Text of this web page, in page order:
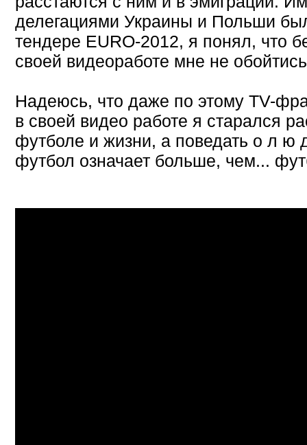
делегациями Украины и Польши
тендере EURO-2012, я понял, что
своей видеоработе мне не
Надеюсь, что даже по этому TV-
в своей видео работе я старался
футболе и жизни, а поведать о л ю
футбол означает больше, чем...